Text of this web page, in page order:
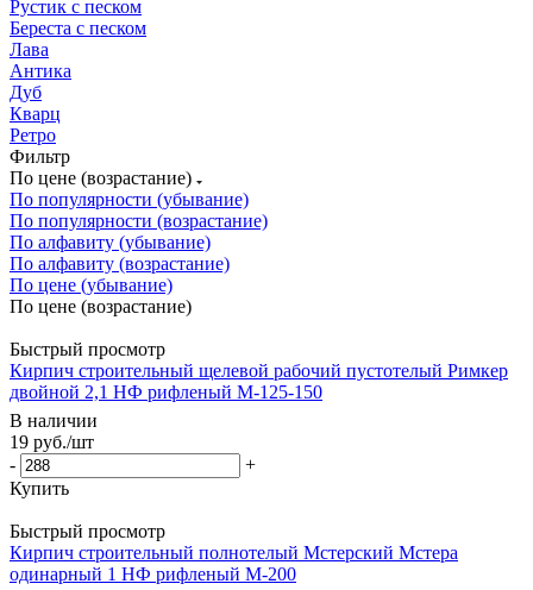
Рустик с песком
Береста с песком
Лава
Антика
Дуб
Кварц
Ретро
Фильтр
По цене (возрастание)
По популярности (убывание)
По популярности (возрастание)
По алфавиту (убывание)
По алфавиту (возрастание)
По цене (убывание)
По цене (возрастание)
Быстрый просмотр
Кирпич строительный щелевой рабочий пустотелый Римкер
двойной 2,1 НФ рифленый М-125-150
В наличии
19 руб./шт
-
+
Купить
Быстрый просмотр
Кирпич строительный полнотелый Мстерский Мстера
одинарный 1 НФ рифленый М-200